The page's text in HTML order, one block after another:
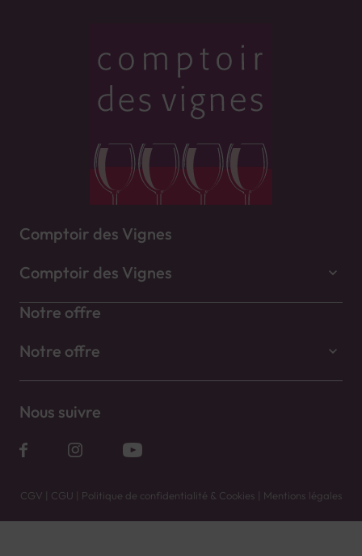
Comptoir des Vignes
Comptoir des Vignes
Notre offre
Notre offre
Nous suivre
CGV | CGU | Politique de confidentialité & Cookies | Mentions légales